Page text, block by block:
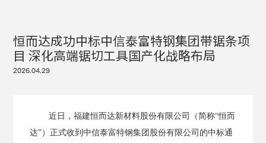
恒而达成功中标中信泰富特钢集团带锯条项
目 深化高端锯切工具国产化战略布局
2026.04.29
近日 ，福建恒而达新材料股份有限公司（简称“恒而
达”）正式收到中信泰富特钢集团股份有限公司的中标通